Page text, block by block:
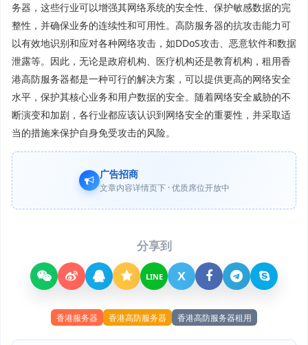
务器，这些行业可以增强其网络系统的安全性、保护敏感数据的完
整性，并确保业务的连续性和可用性。高防服务器的抗攻击能力可
以有效地识别和应对各种网络攻击，如DDoS攻击、恶意软件和数据
泄露等。因此，无论是政府机构、医疗机构还是教育机构，租用香
港高防服务器都是一种可行的解决方案，可以提供更高的网络安全
水平，保护其核心业务和用户数据的安全。随着网络安全威胁的不
断演变和加剧，各行业都应该认识到网络安全的重要性，并采取适
当的措施来保护自身免受攻击的风险。
广告招商
文章内容详情页下 · 优质席位开放中
分享到
LINE X
香港服务器 香港高防服务器 香港高防服务器租用